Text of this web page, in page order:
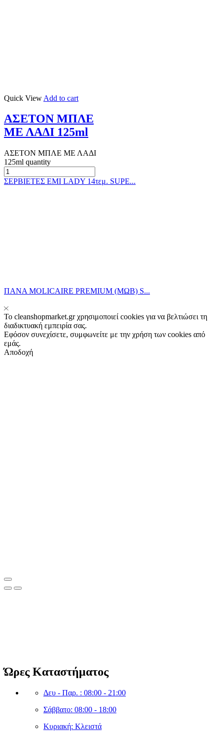
Quick View Add to cart
ΑΣΕΤΟΝ ΜΠΛΕ
ΜΕ ΛΑΔΙ 125ml
ΑΣΕΤΟΝ ΜΠΛΕ ΜΕ ΛΑΔΙ
125ml quantity
ΣΕΡΒΙΕΤΕΣ EMI LADY 14τεμ. SUPE...
ΠΑΝΑ MOLICAIRE PREMIUM (ΜΩΒ) S...
Το cleanshopmarket.gr χρησιμοποιεί cookies για να βελτιώσει τη
διαδικτυακή εμπειρία σας.
Εφόσον συνεχίσετε, συμφωνείτε με την χρήση των cookies από
εμάς.
Αποδοχή
Ώρες Καταστήματος
Δευ - Παρ. : 08:00 - 21:00
Σάββατο: 08:00 - 18:00
Κυριακή: Κλειστά